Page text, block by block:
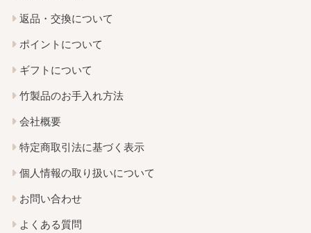
返品・交換について
ポイントについて
ギフトについて
竹製品のお手入れ方法
会社概要
特定商取引法に基づく表示
個人情報の取り扱いについて
お問い合わせ
よくある質問